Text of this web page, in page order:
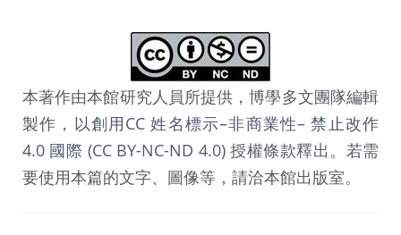
本著作由本館研究人員所提供，博學多文團隊編輯
製作，以創用CC 姓名標示–非商業性– 禁止改作
4.0 國際 (CC BY-NC-ND 4.0) 授權條款釋出。若需
要使用本篇的文字、圖像等，請洽本館出版室。